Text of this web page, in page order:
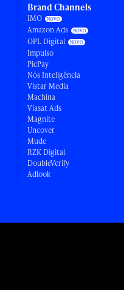
Brand Channels
IMO
Amazon Ads
OPL Digital
Impulso
PicPay
Nós Inteligência
Vistar Media
Machina
Viasat Ads
Magnite
Uncover
Mude
RZK Digital
DoubleVerify
Adlook